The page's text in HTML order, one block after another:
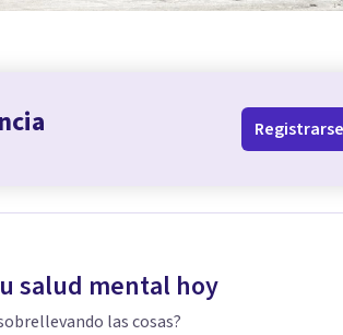
Registrarse
salud mental hoy
las cosas?